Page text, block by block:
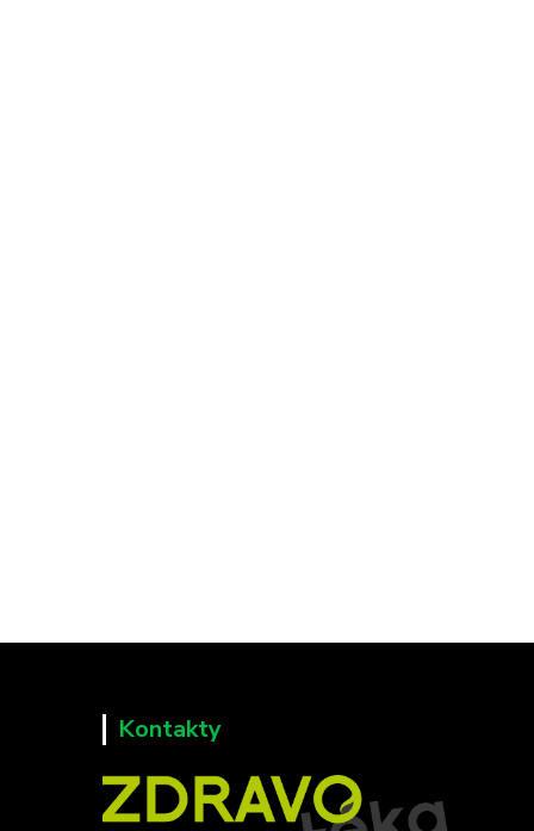
Kontakty